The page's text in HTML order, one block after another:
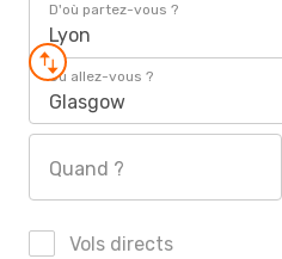
D'où partez-vous ?
Lyon
Où allez-vous ?
Glasgow
Quand ?
Vols directs